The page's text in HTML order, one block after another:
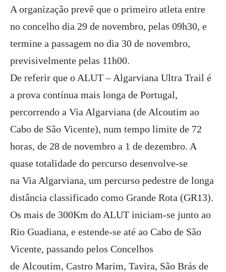
A organização prevê que o primeiro atleta entre
no concelho dia 29 de novembro, pelas 09h30, e
termine a passagem no dia 30 de novembro,
previsivelmente pelas 11h00.
De referir que o ALUT – Algarviana Ultra Trail é
a prova contínua mais longa de Portugal,
percorrendo a Via Algarviana (de Alcoutim ao
Cabo de São Vicente), num tempo limite de 72
horas, de 28 de novembro a 1 de dezembro. A
quase totalidade do percurso desenvolve-se
na Via Algarviana, um percurso pedestre de longa
distância classificado como Grande Rota (GR13).
Os mais de 300Km do ALUT iniciam-se junto ao
Rio Guadiana, e estende-se até ao Cabo de São
Vicente, passando pelos Concelhos
de Alcoutim, Castro Marim, Tavira, São Brás de